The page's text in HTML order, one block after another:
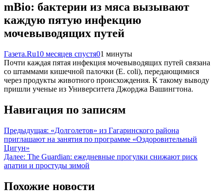
mBio: бактерии из мяса вызывают
каждую пятую инфекцию
мочевыводящих путей
Газета.Ru10 месяцев спустя01 минуты
Почти каждая пятая инфекция мочевыводящих путей связана
со штаммами кишечной палочки (E. coli), передающимися
через продукты животного происхождения. К такому выводу
пришли ученые из Университета Джорджа Вашингтона.
Навигация по записям
Предыдущая: «Долголетов» из Гагаринского района
приглашают на занятия по программе «Оздоровительный
Цигун»
Далее: The Guardian: ежедневные прогулки снижают риск
апатии и простуды зимой
Похожие новости